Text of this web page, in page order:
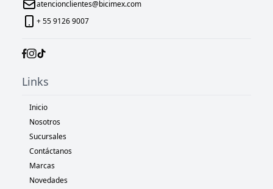
atencionclientes@bicimex.com
+ 55 9126 9007
Links
Inicio
Nosotros
Sucursales
Contáctanos
Marcas
Novedades